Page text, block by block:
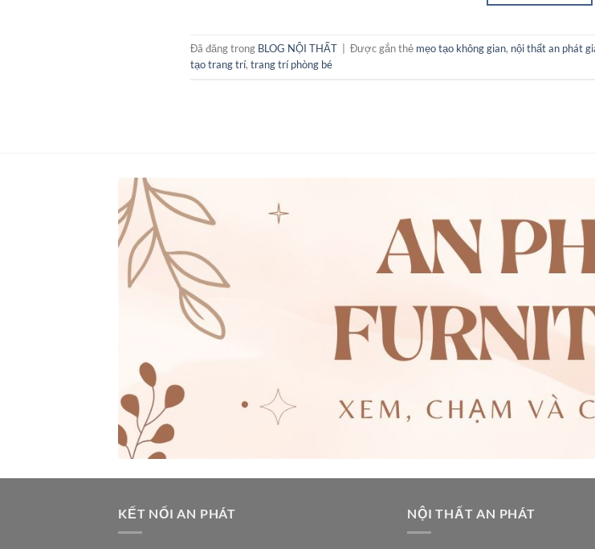
Đã đăng trong BLOG NỘI THẤT Được gắn thẻ mẹo tạo không gian, nội thất an phát
tạo trang trí, trang trí phòng bé
KẾT NỐI AN PHÁT NỘI THẤT AN PHÁT